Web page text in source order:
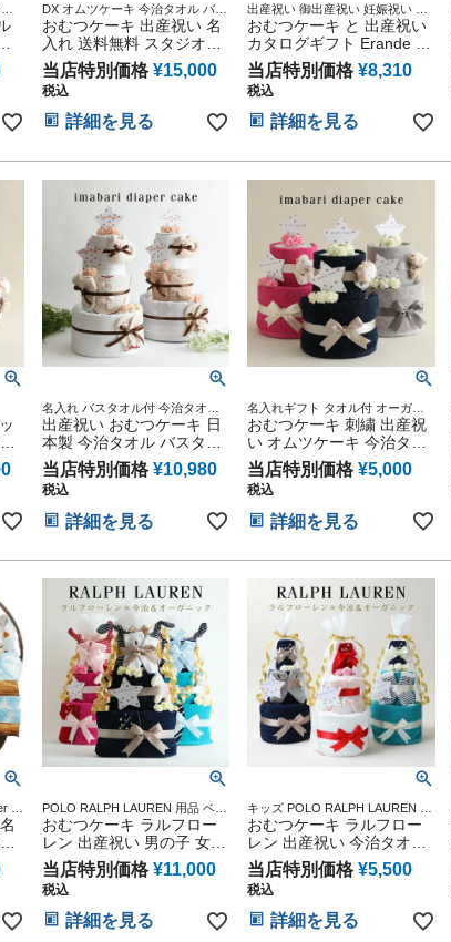
DX オムツケーキ 今治タオル バス
タオル 男の子 女の子 ギフト キャ
ラクター ダイパーケーキ 豪華 赤
ちゃん インスタ
おむつケーキ 出産祝い 名
入れ 送料無料 スタジオジ
ブリ 二馬力 となりのトト
ロ
当店特別価格 ¥15,000
税込
詳細を見る
出産祝い 御出産祝い 妊娠祝い 出
産記念 赤ちゃん 男の子 女の子
おむつケーキ と 出産祝い
カタログギフト Erande え
らんで きらきら のセット
当店特別価格 ¥8,310
税込
詳細を見る
リ
端
名入れ バスタオル付 今治タオル
オーガニック 妊娠祝い 出産祝い
おむつケーキ
出産祝い おむつケーキ 日
本製 今治タオル バスタオ
ル付 オムツケーキ ひな祭
り 思い出 赤ちゃん 子供
出産 マタニティ オーガニ
ック マタニティフォト パ
パ ママ ベイビー お父さん
ウィン バレンタイン 七五
三 初節句 子供の日 ギフト
セット 人気 男の子 女の子
乳幼児
当店特別価格 ¥10,980
税込
詳細を見る
名入れギフト タオル付 オーガニ
ック 妊娠祝い 御出産祝い 出産記
念 名入れ刺繍 手作り タオル ハン
カチ オーダーメイド ベビーグッ
ズ プレゼント
おむつケーキ 刺繍 出産祝
い オムツケーキ 今治タオ
ル 可愛い 男の子 女の子
男女兼用 妊婦ママ オーガ
ニックタオル ダイパーケ
ーキ ギフトセット シンプ
ル ぬいぐるみ 人形 赤ちゃ
赤ちゃん 子供 出産 ベイビ
ー クリスマス ハロウィン
バレンタイン 初節句 子供
の日 ギフトセット 人気
当店特別価格 ¥5,000
税込
詳細を見る
ダ
POLO RALPH LAUREN 用品 ベビ
ーグッズ ギフトセット マタニテ
ィ 送料無料 豪華 赤ちゃん 専門
おむつケーキ ラルフロー
レン 出産祝い 男の子 女の
子 今治タオル 刺繍 名入れ
オーガニック ベビーソッ
クス 思い出 赤ちゃん 子供
出産 マタニティ マタニテ
ィフォト パパ ママ ベイビ
当店特別価格 ¥11,000
税込
詳細を見る
キッズ POLO RALPH LAUREN 用
品 マタニティ 送料無料 豪華 赤ち
ゃん 専門
おむつケーキ ラルフロー
レン 出産祝い 今治タオル
男の子 女の子 オーガニッ
クコットン ベビー ソック
ス POLO RALPH LAUREN
思い出 赤ちゃん 子供 出産
マタニティ マタニティフ
当店特別価格 ¥5,500
税込
詳細を見る